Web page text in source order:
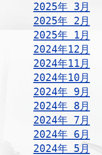
2025年 3月
2025年 2月
2025年 1月
2024年12月
2024年11月
2024年10月
2024年 9月
2024年 8月
2024年 7月
2024年 6月
2024年 5月